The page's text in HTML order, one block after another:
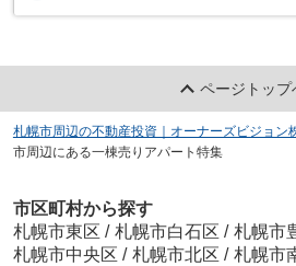
ページトップ
札幌市周辺の不動産投資｜オーナーズビジョン
市周辺にある一棟売りアパート特集
市区町村から探す
札幌市東区 / 札幌市白石区 / 札幌市
札幌市中央区 / 札幌市北区 / 札幌市